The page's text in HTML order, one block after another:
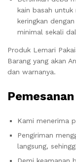
kain basah untuk
keringkan
minimal sekali
Produk Lemari
Barang yang akan
dan warnanya.
Kami menerima
Pengiriman
langsung,
Demi keamanan